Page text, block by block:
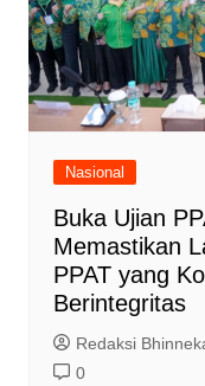
Nasional
Buka Ujian
Memastikan
PPAT yang
Berintegritas
Redaksi
0